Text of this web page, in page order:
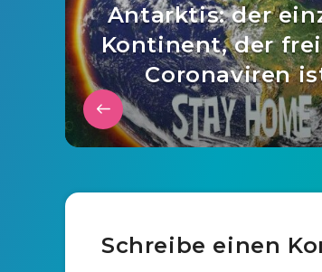
Antarktis: der
Kontinent, der
Coronaviren
Schreibe einen